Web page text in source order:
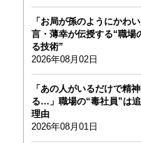
「お局が孫のようにかわ
言・薄幸が伝授する“職場
る技術”
2026年08月02日
「あの人がいるだけで精
る…」職場の“毒社員”は
理由
2026年08月01日